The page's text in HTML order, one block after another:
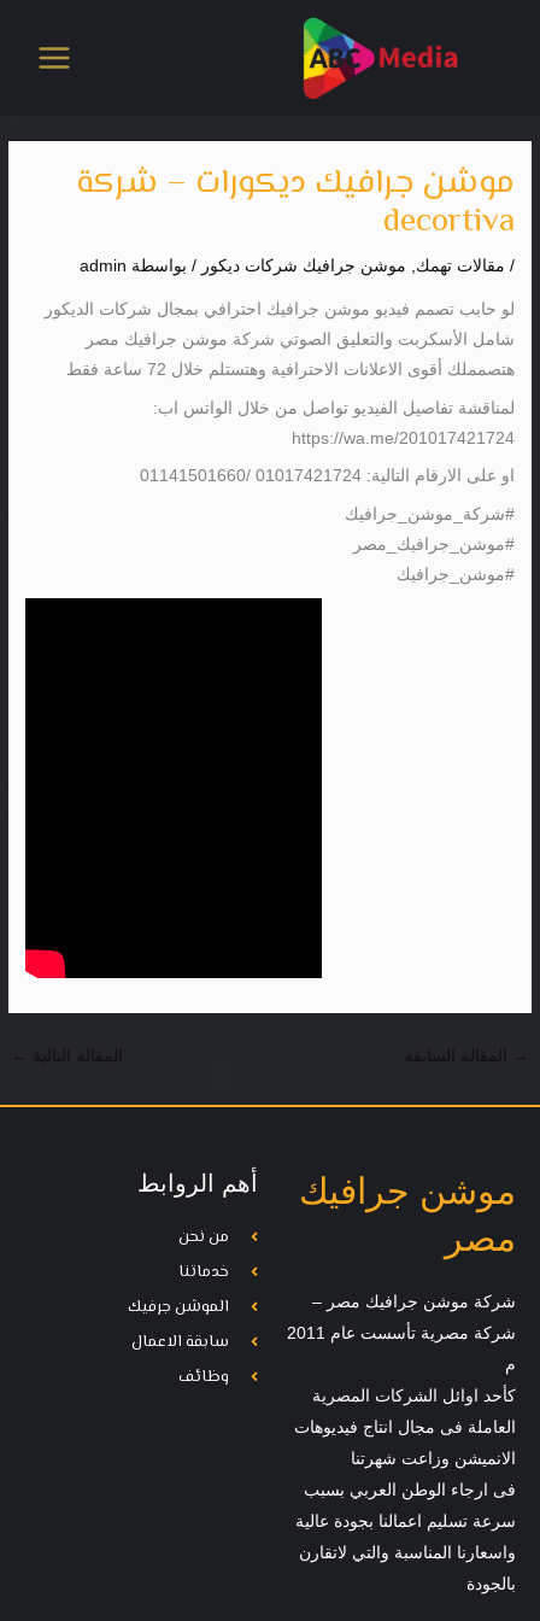
موشن جرافيك ديكورات – شركة
decortiva
/ مقالات تهمك, موشن جرافيك شركات ديكور / بواسطة admin
لو حابب تصمم فيديو موشن جرافيك احترافي بمجال شركات الديكور
شامل الأسكربت والتعليق الصوتي شركة موشن جرافيك مصر
هتصمملك أقوى الاعلانات الاحترافية وهتستلم خلال 72 ساعة فقط
لمناقشة تفاصيل الفيديو تواصل من خلال الواتس اب:
https://wa.me/201017421724
او على الارقام التالية: 01017421724 /01141501660
#شركة_موشن_جرافيك
#موشن_جرافيك_مصر
#موشن_جرافيك
→ المقالة السابقة المقالة التالية ←
موشن جرافيك
مصر
شركة موشن جرافيك مصر –
شركة مصرية تأسست عام 2011
م
كأحد اوائل الشركات المصرية
العاملة فى مجال انتاج فيديوهات
الانميشن وزاعت شهرتنا
فى ارجاء الوطن العربي بسبب
سرعة تسليم اعمالنا بجودة عالية
واسعارنا المناسبة والتي لاتقارن
بالجودة
أهم الروابط
من نحن
خدماتنا
الموشن جرفيك
سابقة الاعمال
وظائف